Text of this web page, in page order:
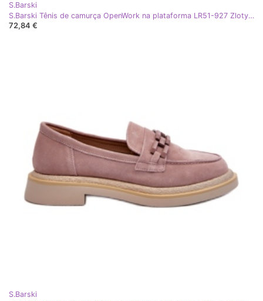
S.Barski
S.Barski Tênis de camurça OpenWork na plataforma LR51-927 Zloty dourado
72,84 €
S.Barski